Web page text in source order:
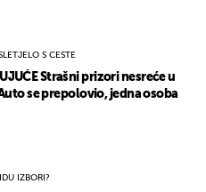
S CESTE
Strašni prizori nesreće u
se prepolovio, jedna osoba
IZBORI?